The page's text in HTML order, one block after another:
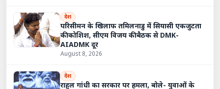
देश
परिसीमन के खिलाफ तमिलनाडु में सियासी एकजुटता
की कोशिश, सीएम विजय की बैठक से DMK-
AIADMK दूर
August 8, 2026
देश
राहुल गांधी का सरकार पर हमला, बोले- युवाओं के